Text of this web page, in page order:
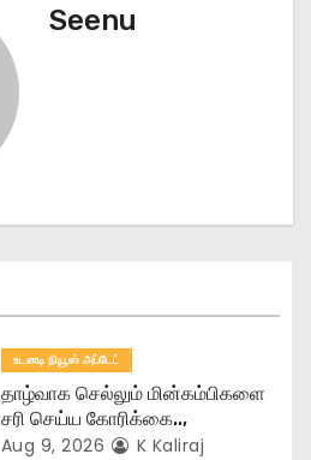
Seenu
உடனடி நியூஸ் அப்டேட்
தாழ்வாக செல்லும் மின்கம்பிகளை
சரி செய்ய கோரிக்கை..,
Aug 9, 2026 K Kaliraj